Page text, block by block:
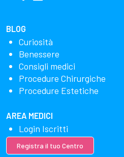
BLOG
Curiosità
Benessere
Consigli medici
Procedure Chirurgiche
Procedure Estetiche
AREA MEDICI
Login Iscritti
Registra il tuo Centro